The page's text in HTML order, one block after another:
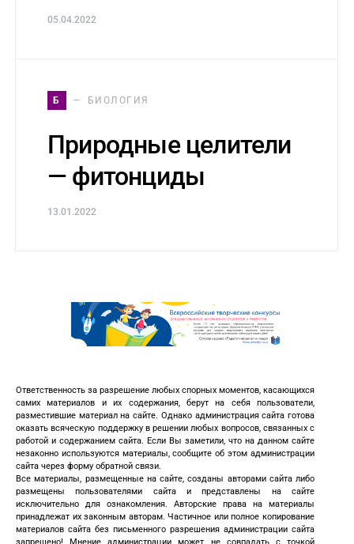
05.04.2022
Б БИОЛОГИЯ
Природные целители
— фитонциды
13.01.2022
Ответственность за разрешение любых спорных моментов, касающихся
самих материалов и их содержания, берут на себя пользователи,
разместившие материал на сайте. Однако администрация сайта готова
оказать всяческую поддержку в решении любых вопросов, связанных с
работой и содержанием сайта. Если Вы заметили, что на данном сайте
незаконно используются материалы, сообщите об этом администрации
сайта через форму обратной связи.
Все материалы, размещенные на сайте, созданы авторами сайта либо
размещены пользователями сайта и представлены на сайте
исключительно для ознакомления. Авторские права на материалы
принадлежат их законным авторам. Частичное или полное копирование
материалов сайта без письменного разрешения администрации сайта